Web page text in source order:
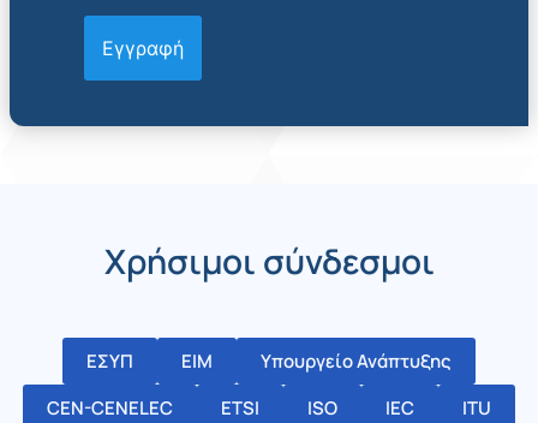
Χρήσιμοι σύνδεσμοι
ΕΣΥΠ ΕΙΜ
Υπουργείο Ανάπτυξης
CEN-CENELEC
ETSI ISO IEC ITU